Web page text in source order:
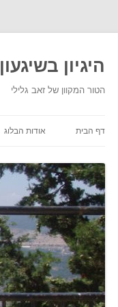
היגיון בשיגעון
הטור המקוון של זאב גלילי
דף הבית אודות הבלוג